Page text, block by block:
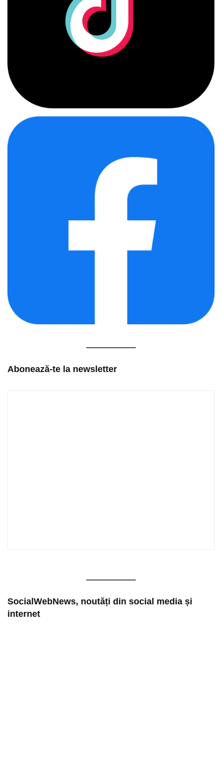
Abonează-te la newsletter
SocialWebNews, noutăți din social media și
internet